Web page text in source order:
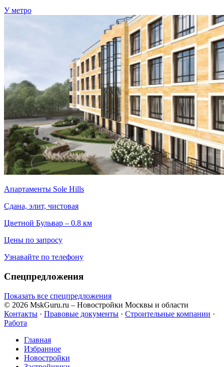
У метро
Апартаменты Sole Hills
Сдана, элит, чистовая
Цветной Бульвар – 0.8 км
Цены по запросу
Узнавайте по телефону
Спецпредложения
Показать все спецпредложения
© 2026 MskGuru.ru – Новостройки Москвы и области
Контакты · Правовые документы · Строительные компании ·
Работа
Главная
Избранное
Новостр ойки